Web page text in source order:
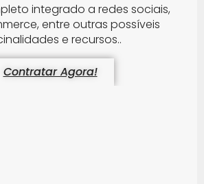
integrado a redes sociais,
entre outras possíveis
e recursos..
Contratar Agora!